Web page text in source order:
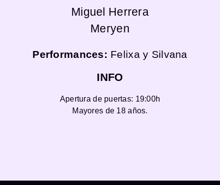
Miguel Herrera
Meryen
Performances: Felixa y Silvana
INFO
Apertura de puertas: 19:00h
Mayores de 18 años.